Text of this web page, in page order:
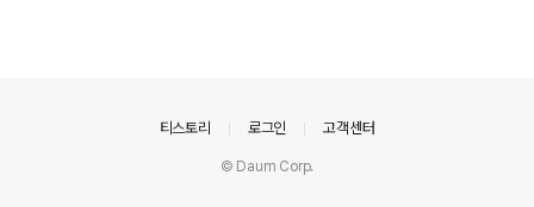
티스토리 로그인 고객센터
© Daum Corp.